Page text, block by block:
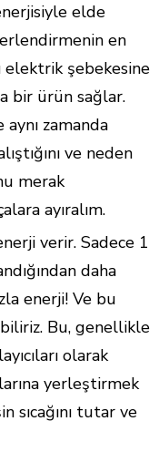
elde
en
elektrik şebekesine
bir ürün sağlar.
zamanda
ve neden
merak
ayıralım.
verir. Sadece 1
daha
enerji! Ve bu
Bu, genellikle
olarak
yerleştirmek
sıcağını tutar ve